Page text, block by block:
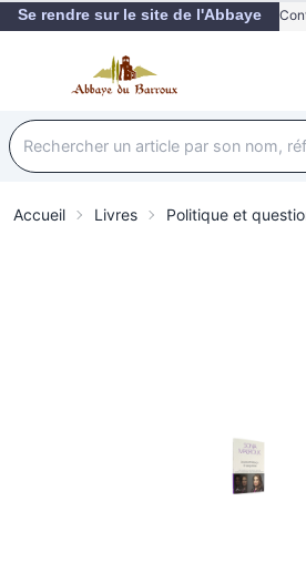
Se rendre sur le site de l'Abbaye
Accueil Livres Politique et